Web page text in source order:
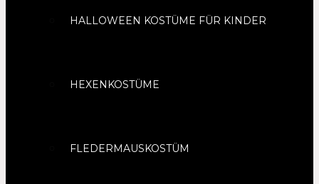
HALLOWEEN KOSTÜME FÜR KINDER
HEXENKOSTÜME
FLEDERMAUSKOSTÜM